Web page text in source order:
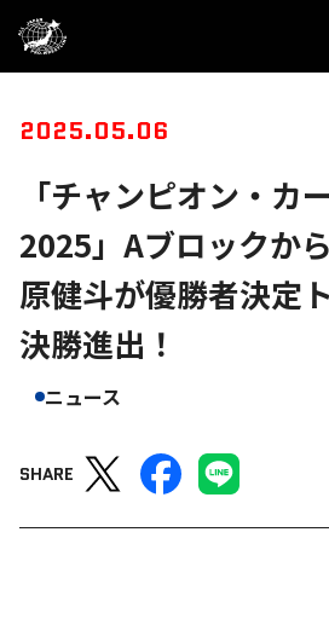
2025.05.06
「チャンピオン・カ
2025」Aブロックか
原健斗が優勝者決定
決勝進出！
ニュース
SHARE